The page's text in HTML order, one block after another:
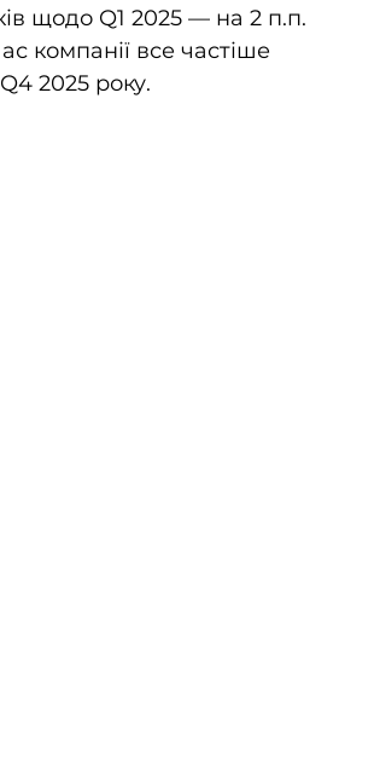
щодо Q1 2025 — на 2 п.п.
компанії все частіше
2025 року.